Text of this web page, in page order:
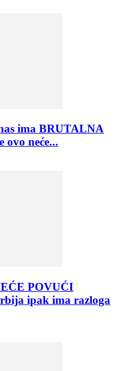
ima BRUTALNA
neće...
POVUĆI
ipak ima razloga